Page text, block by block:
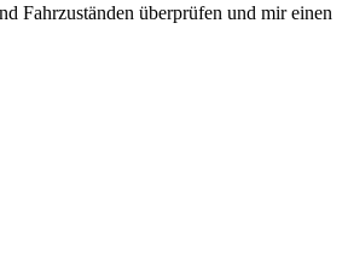
Fahrzuständen überprüfen und mir einen